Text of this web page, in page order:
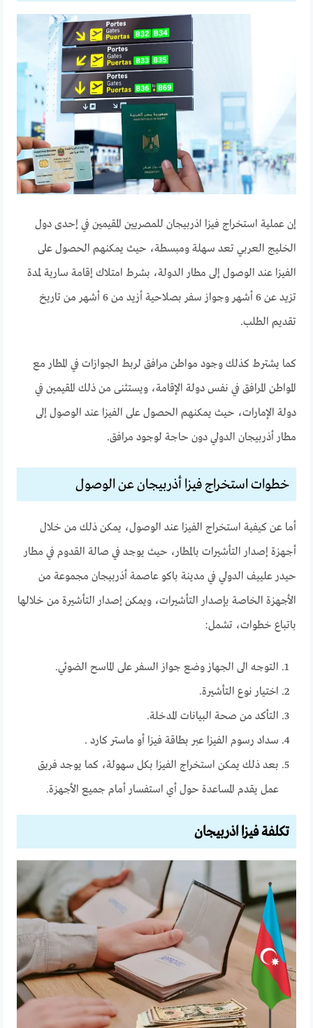
إن عملية استخراج فيزا اذربيجان للمصريين المقيمين في إحدى دول
الخليج العربي تعد سهلة ومبسطة، حيث يمكنهم الحصول على
الفيزا عند الوصول إلى مطار الدولة، بشرط امتلاك إقامة سارية لمدة
تزيد عن 6 أشهر وجواز سفر بصلاحية أزيد من 6 أشهر من تاريخ
تقديم الطلب.
كما يشترط كذلك وجود مواطن مرافق لربط الجوازات في المطار مع
المواطن المرافق في نفس دولة الإقامة، ويستثنى من ذلك المقيمين في
دولة الإمارات، حيث يمكنهم الحصول على الفيزا عند الوصول إلى
مطار أذربيجان الدولي دون حاجة لوجود مرافق.
خطوات استخراج فيزا أذربيجان عن الوصول
أما عن كيفية استخراج الفيزا عند الوصول، يمكن ذلك من خلال
أجهزة إصدار التأشيرات بالمطار، حيث يوجد في صالة القدوم في مطار
حيدر علييف الدولي في مدينة باكو عاصمة أذربيجان مجموعة من
الأجهزة الخاصة بإصدار التأشيرات، ويمكن إصدار التأشيرة من خلالها
باتباع خطوات، تشمل:
التوجه الى الجهاز وضع جواز السفر على الماسح الضوئي.
اختيار نوع التأشيرة.
التأكد من صحة البيانات المدخلة.
سداد رسوم الفيزا عبر بطاقة فيزا أو ماستر كارد .
بعد ذلك يمكن استخراج الفيزا بكل سهولة، كما يوجد فريق
عمل يقدم المساعدة حول أي استفسار أمام جميع الأجهزة.
تكلفة فيزا اذربيجان